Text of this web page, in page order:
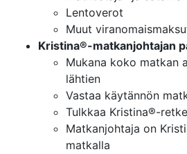
Lentoverot
Muut
Kristina®-matkanjohtajan
Mukana koko matkan
lähtien
Vastaa käytännön
Tulkkaa Kristina®-
Matkanjohtaja on
matkalla